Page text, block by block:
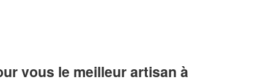
vous le meilleur artisan à